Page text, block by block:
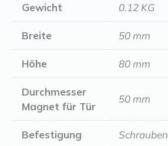
Gewicht 0.12 KG
Breite 50 mm
Höhe 80 mm
Durchmesser
Magnet für Tür
50 mm
Befestigung Schrauben